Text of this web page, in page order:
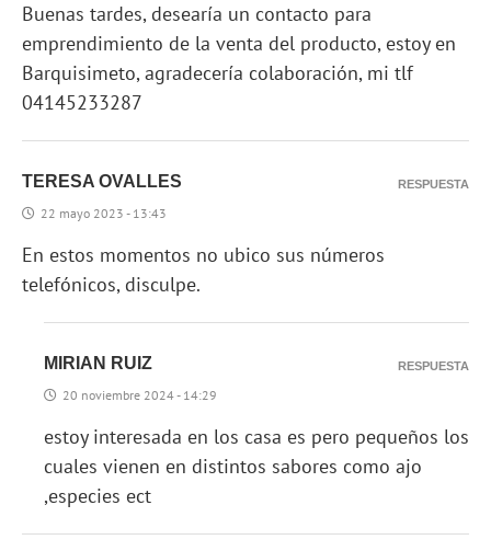
Buenas tardes, desearía un contacto para
emprendimiento de la venta del producto, estoy en
Barquisimeto, agradecería colaboración, mi tlf
04145233287
TERESA OVALLES
22 mayo 2023 - 13:43
En estos momentos no ubico sus números
telefónicos, disculpe.
RESPUESTA
MIRIAN RUIZ
20 noviembre 2024 - 14:29
estoy interesada en los casa es pero pequeños los
cuales vienen en distintos sabores como ajo
,especies ect
RESPUESTA